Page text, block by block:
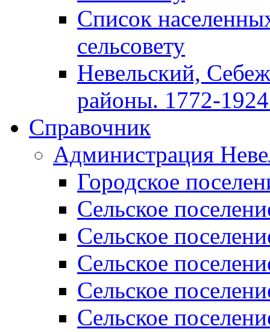
Список
сельсовету
Невельский,
районы. 1772-1924
Справочник
Администрация
Городское
Сельское
Сельское
Сельское
Сельское
Сельское